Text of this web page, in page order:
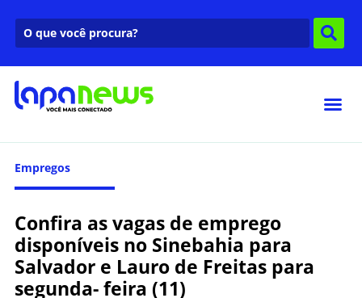
Empregos
Confira as vagas de emprego
disponíveis no Sinebahia para
Salvador e Lauro de Freitas para
segunda- feira (11)